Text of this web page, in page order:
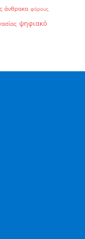
άνθρακα φόρους
ψηφιακό